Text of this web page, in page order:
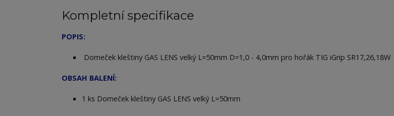
Kompletní specifikace
POPIS:
Domeček kleštiny GAS LENS velký L=50mm D=1,0 - 4,0mm pro hořák TIG iGrip SR17,26,18W
OBSAH BALENÍ:
1 ks Domeček kleštiny GAS LENS velký L=50mm